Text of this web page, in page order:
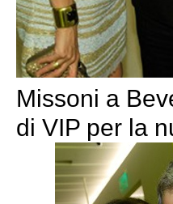
Missoni a
di VIP per la